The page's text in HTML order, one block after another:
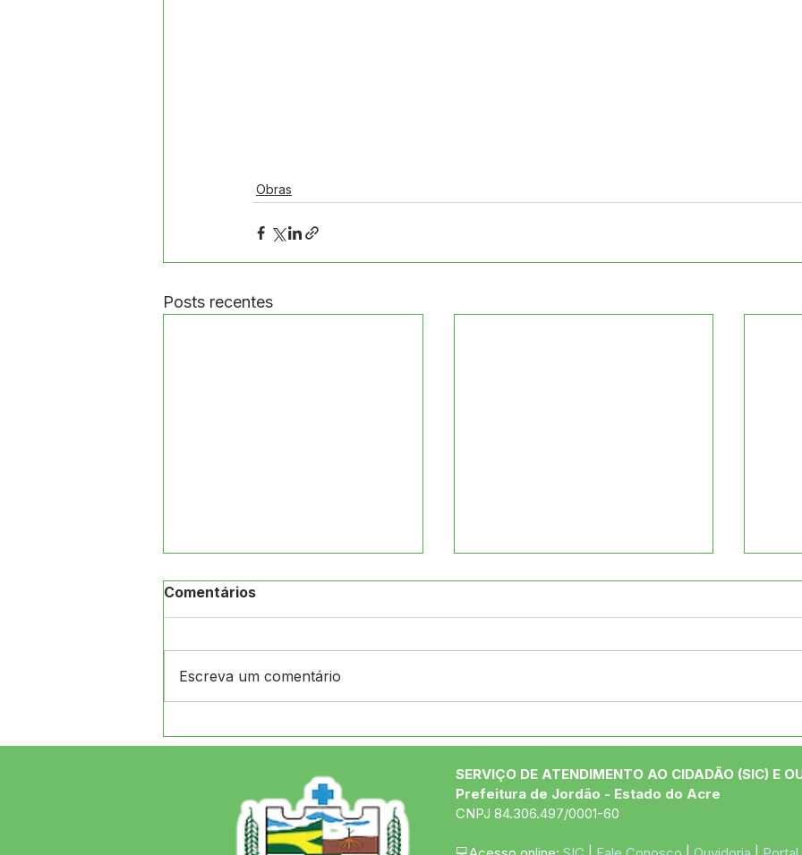
Obras
Posts recentes
Sales avança em Jordão
de Jordão Assina Ordem
de Serviço para
Pavimentação da Rua
Tadeu Teixeira de
Albuquerque
de
Comentários
Escreva um comentário
SERVIÇO DE ATENDIMENTO AO CIDADÃO (SIC) E
Prefeitura de Jordão - Estado do Acre
CNPJ 84.306.497/0001-60